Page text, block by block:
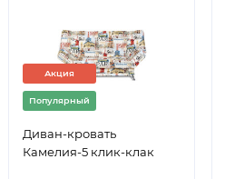
Акция
Популярный
Диван-кровать
Камелия-5 клик-клак